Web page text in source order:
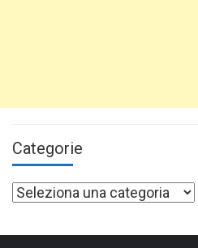
Categorie
Categorie